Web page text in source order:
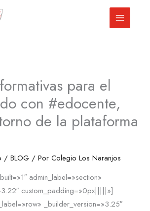
para el
con #edocente,
de la plataforma
/BLOG / PorColegio Los Naranjos
admin_label=»section»
custom_padding=»0px|||||»]
_builder_version=»3.25″